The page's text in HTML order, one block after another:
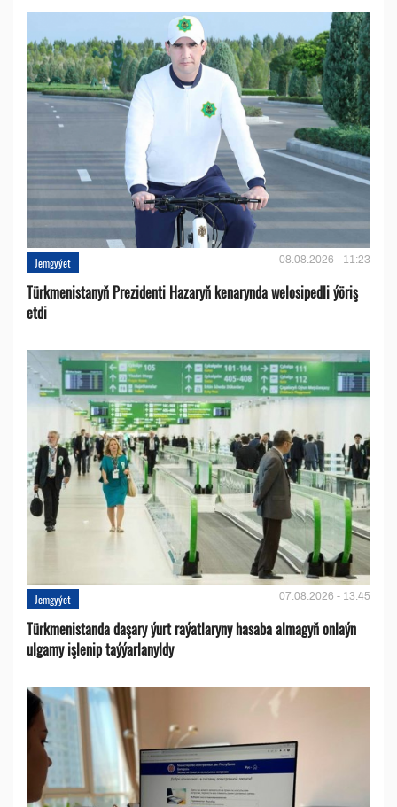
Jemgyýet 08.08.2026 - 11:23
Türkmenistanyň Prezidenti Hazaryň kenarynda welosipedli ýöriş
etdi
Jemgyýet 07.08.2026 - 13:45
Türkmenistanda daşary ýurt raýatlaryny hasaba almagyň onlaýn
ulgamy işlenip taýýarlanyldy